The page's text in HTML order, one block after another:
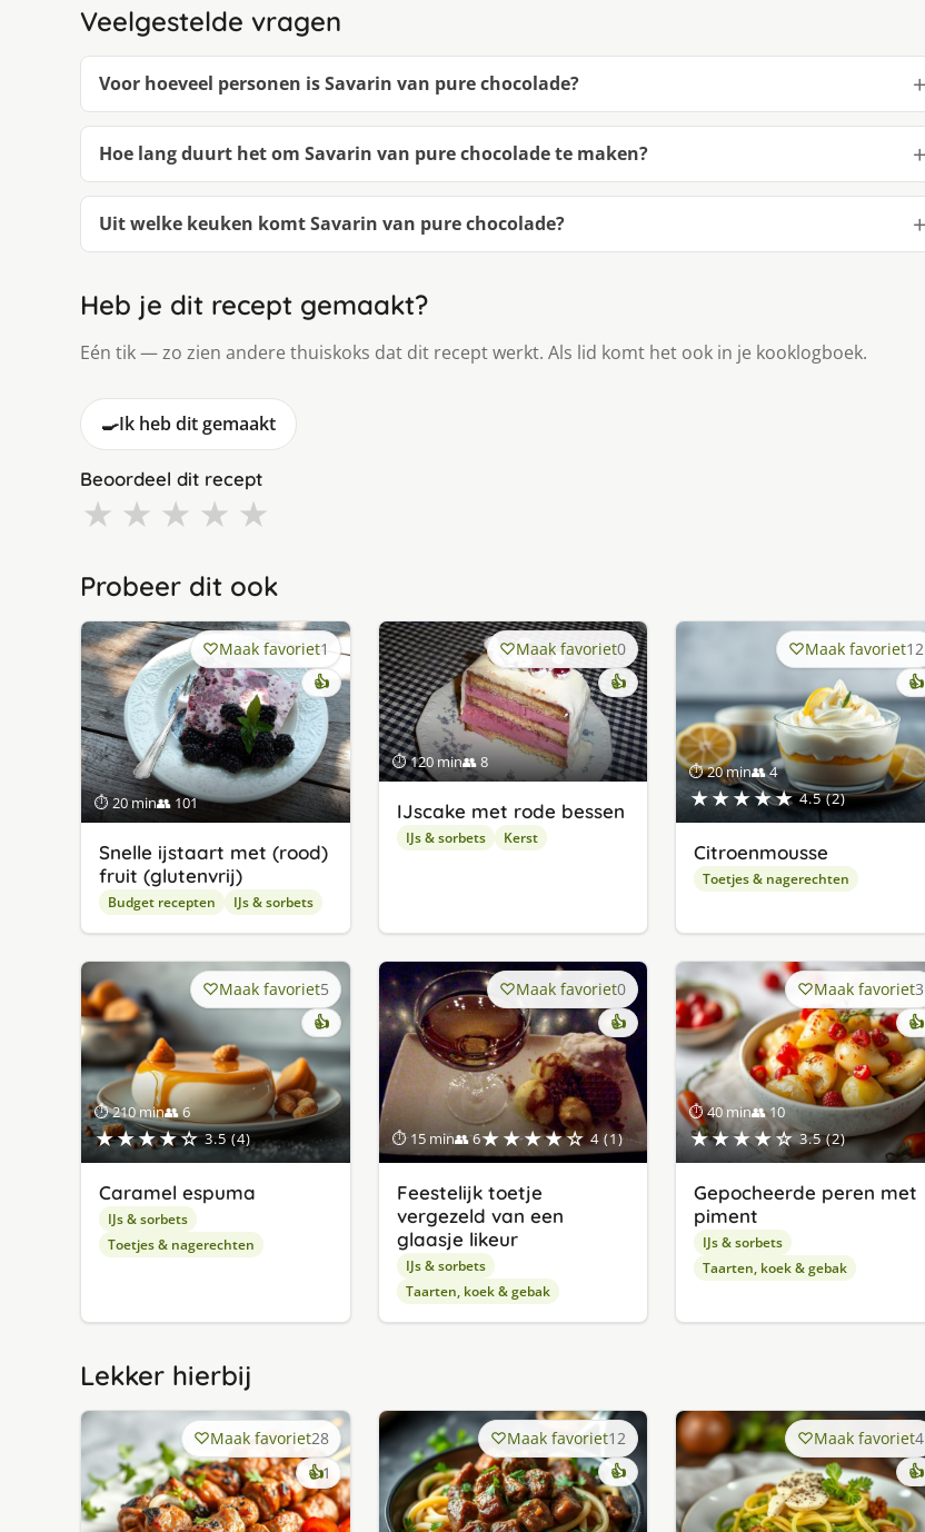
Veelgestelde vragen
Voor hoeveel personen is Savarin van pure chocolade?
Hoe lang duurt het om Savarin van pure chocolade te maken?
Uit welke keuken komt Savarin van pure chocolade?
Heb je dit recept gemaakt?
Eén tik — zo zien andere thuiskoks dat dit recept werkt. Als lid komt het ook in je kooklogboek.
🍳Ik heb dit gemaakt
Beoordeel dit recept
★ ★ ★ ★ ★
Probeer dit ook
⏱ 20 min👥 101
Maak favoriet1
👍
Snelle ijstaart met (rood)
fruit (glutenvrij)
Budget recepten IJs & sorbets
⏱ 120 min👥 8
Maak favoriet0
👍
IJscake met rode bessen
IJs & sorbets Kerst
⏱ 20 min👥 4
★★★★★ 4.5 (2)
Maak favoriet12
👍
Citroenmousse
Toetjes & nagerechten
⏱ 210 min👥 6
★★★★☆ 3.5 (4)
Maak favoriet5
👍
Caramel espuma
IJs & sorbets
Toetjes & nagerechten
⏱ 15 min👥 6★★★★☆ 4 (1)
Maak favoriet0
👍
Feestelijk toetje
vergezeld van een
glaasje likeur
IJs & sorbets
Taarten, koek & gebak
⏱ 40 min👥 10
★★★★☆ 3.5 (2)
Maak favoriet3
👍
Gepocheerde peren met
piment
IJs & sorbets
Taarten, koek & gebak
Lekker hierbij
Maak favoriet28
👍1keer
lekker
gevonden
Maak favoriet12
👍
Maak favoriet4
👍